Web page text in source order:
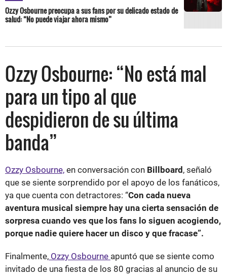
Ozzy Osbourne preocupa a sus fans por su delicado estado de
salud: “No puede viajar ahora mismo”
Ozzy Osbourne: “No está mal
para un tipo al que
despidieron de su última
banda”
Ozzy Osbourne, en conversación con Billboard, señaló
que se siente sorprendido por el apoyo de los fanáticos,
ya que cuenta con detractores: “Con cada nueva
aventura musical siempre hay una cierta sensación de
sorpresa cuando ves que los fans lo siguen acogiendo,
porque nadie quiere hacer un disco y que fracase”.
Finalmente, Ozzy Osbourne apuntó que se siente como
invitado de una fiesta de los 80 gracias al anuncio de su